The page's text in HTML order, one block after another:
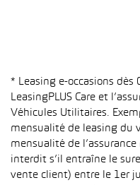
* Leasing e-occasions dès
LeasingPLUS Care et
Véhicules Utilitaires.
mensualité de leasing du
mensualité de
interdit s’il entraîne le
vente client) entre le 1er